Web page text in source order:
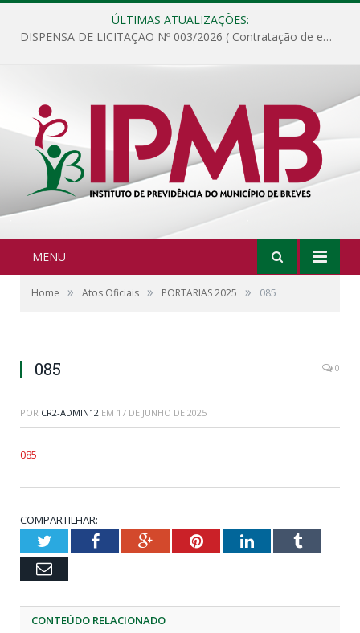
ÚLTIMAS ATUALIZAÇÕES:
DISPENSA DE LICITAÇÃO Nº 003/2026 ( Contratação de empresa para fornecimento de gêneros alimentícios não perecíveis, materiais de expediente, descartáveis, copa e cozinha, para análise e posterior publicação.)
MENU
Home » Atos Oficiais » PORTARIAS 2025 » 085
085 0
POR CR2-ADMIN12 EM 17 DE JUNHO DE 2025
085
COMPARTILHAR:
TwitterFacebookGoogle+PinterestLinkedInTumblr
Email
CONTEÚDO RELACIONADO